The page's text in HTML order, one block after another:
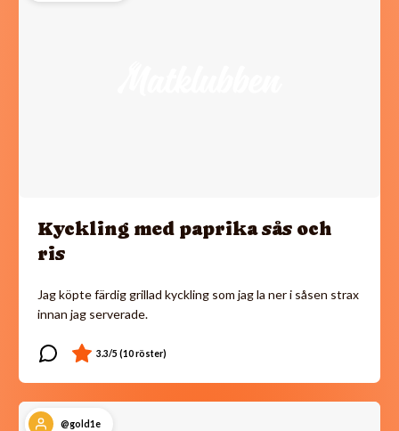
Kyckling med paprika sås och
ris
Jag köpte färdig grillad kyckling som jag la ner i såsen strax
innan jag serverade.
@gold1e